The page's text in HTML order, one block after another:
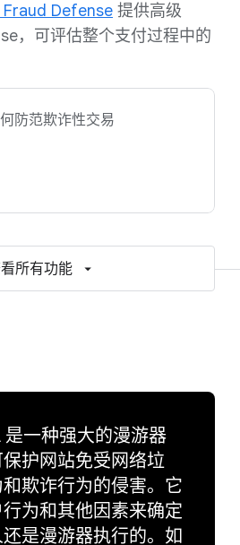
Defense 提供高级
，可评估整个支付过程中的
防范欺诈性交易
所有功能
一种强大的漫游器
护网站免受网络垃
欺诈行为的侵害。它
为和其他因素来确定
是漫游器执行的。如